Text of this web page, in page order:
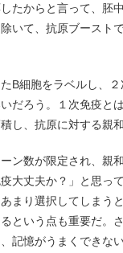
たからと言って、胚
いて、抗原ブースト
B細胞をラベルし、
だろう。１次免疫と
し、抗原に対する親
ン数が限定され、親
大丈夫か？」と思っ
まり選択してしまう
という点も重要だ。
記憶がうまくできな